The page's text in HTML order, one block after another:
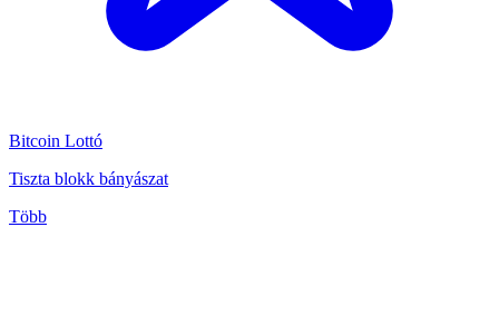
Bitcoin Lottó
Tiszta blokk bányászat
Több